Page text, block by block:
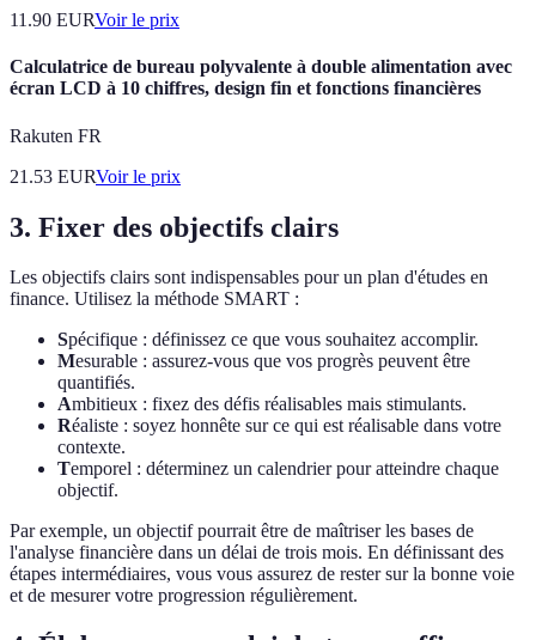
11.90 EURVoir le prix
Calculatrice de bureau polyvalente à double alimentation avec
écran LCD à 10 chiffres, design fin et fonctions financières
Rakuten FR
21.53 EURVoir le prix
3. Fixer des objectifs clairs
Les objectifs clairs sont indispensables pour un plan d'études en
finance. Utilisez la méthode SMART :
Spécifique : définissez ce que vous souhaitez accomplir.
Mesurable : assurez-vous que vos progrès peuvent être
quantifiés.
Ambitieux : fixez des défis réalisables mais stimulants.
Réaliste : soyez honnête sur ce qui est réalisable dans votre
contexte.
Temporel : déterminez un calendrier pour atteindre chaque
objectif.
Par exemple, un objectif pourrait être de maîtriser les bases de
l'analyse financière dans un délai de trois mois. En définissant des
étapes intermédiaires, vous vous assurez de rester sur la bonne voie
et de mesurer votre progression régulièrement.